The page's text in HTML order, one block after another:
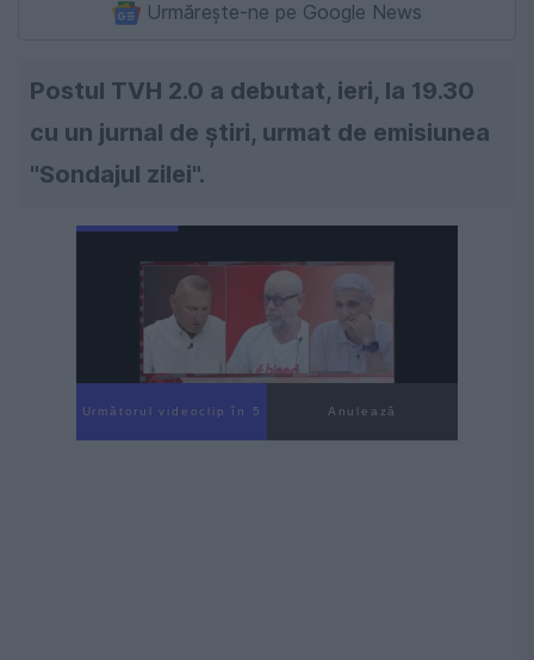
Urmărește-ne pe Google News
Postul TVH 2.0 a debutat, ieri, la 19.30
cu un jurnal de ştiri, urmat de emisiunea
"Sondajul zilei".
Următorul videoclip în 4 Anulează